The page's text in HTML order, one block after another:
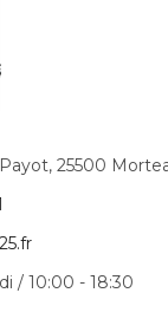
25500
/ 10:00 - 18:30